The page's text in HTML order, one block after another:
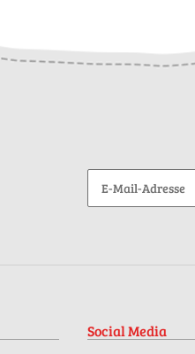
Social Media